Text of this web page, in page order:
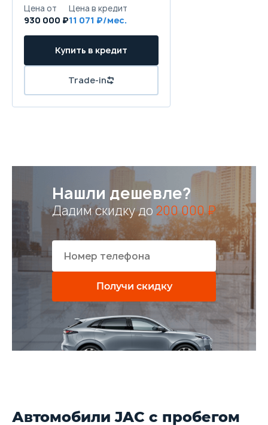
Цена от
930 000 ₽
Цена в кредит
11 071 ₽/мес.
Купить в кредит
Trade-in
Нашли дешевле?
Дадим скидку до 200 000 ₽
Получи скидку
Автомобили JAC с пробегом